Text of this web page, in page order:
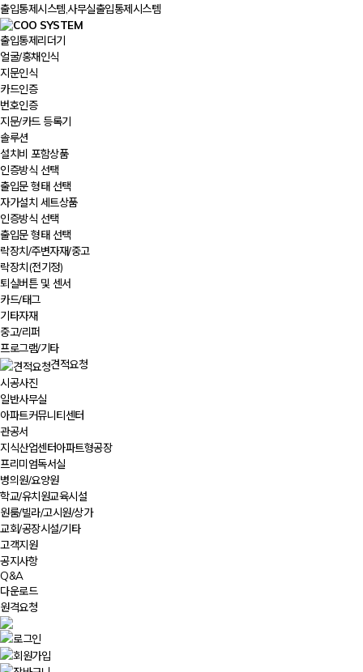
출입통제시스템,사무실출입통제시스템
출입통제리더기
얼굴/홍채인식
지문인식
카드인증
번호인증
지문/카드 등록기
솔루션
설치비 포함상품
인증방식 선택
출입문 형태 선택
자가설치 세트상품
인증방식 선택
출입문 형태 선택
락장치/주변자재/중고
락장치(전기정)
퇴실버튼 및 센서
카드/태그
기타자재
중고/리퍼
프로그램/기타
견적요청
시공사진
일반사무실
아파트커뮤니티센터
관공서
지식산업센터아파트형공장
프리미엄독서실
병의원/요양원
학교/유치원교육시설
원룸/빌라/고시원/상가
교회/공장시설/기타
고객지원
공지사항
Q&A
다운로드
원격요청